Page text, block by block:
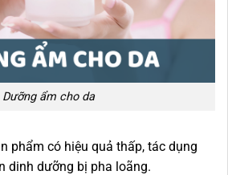
Dưỡng ẩm cho da
phẩm có hiệu quả thấp, tác dụng
dinh dưỡng bị pha loãng.